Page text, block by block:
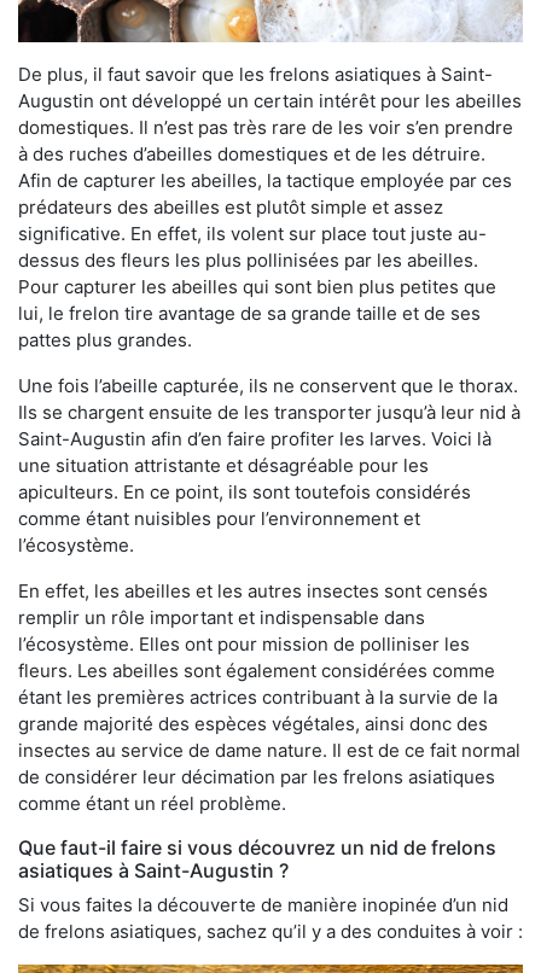
De plus, il faut savoir que les frelons asiatiques à Saint-
Augustin ont développé un certain intérêt pour les abeilles
domestiques. Il n’est pas très rare de les voir s’en prendre
à des ruches d’abeilles domestiques et de les détruire.
Afin de capturer les abeilles, la tactique employée par ces
prédateurs des abeilles est plutôt simple et assez
significative. En effet, ils volent sur place tout juste au-
dessus des fleurs les plus pollinisées par les abeilles.
Pour capturer les abeilles qui sont bien plus petites que
lui, le frelon tire avantage de sa grande taille et de ses
pattes plus grandes.
Une fois l’abeille capturée, ils ne conservent que le thorax.
Ils se chargent ensuite de les transporter jusqu’à leur nid à
Saint-Augustin afin d’en faire profiter les larves. Voici là
une situation attristante et désagréable pour les
apiculteurs. En ce point, ils sont toutefois considérés
comme étant nuisibles pour l’environnement et
l’écosystème.
En effet, les abeilles et les autres insectes sont censés
remplir un rôle important et indispensable dans
l’écosystème. Elles ont pour mission de polliniser les
fleurs. Les abeilles sont également considérées comme
étant les premières actrices contribuant à la survie de la
grande majorité des espèces végétales, ainsi donc des
insectes au service de dame nature. Il est de ce fait normal
de considérer leur décimation par les frelons asiatiques
comme étant un réel problème.
Que faut-il faire si vous découvrez un nid de frelons
asiatiques à Saint-Augustin ?
Si vous faites la découverte de manière inopinée d’un nid
de frelons asiatiques, sachez qu’il y a des conduites à voir :